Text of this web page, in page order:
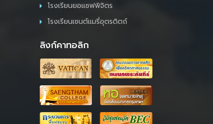
โรงเรียนยอแซฟพิจิตร
โรงเรียนเซนต์แมรี่อุตรดิตถ์
ลิงก์คาทอลิก